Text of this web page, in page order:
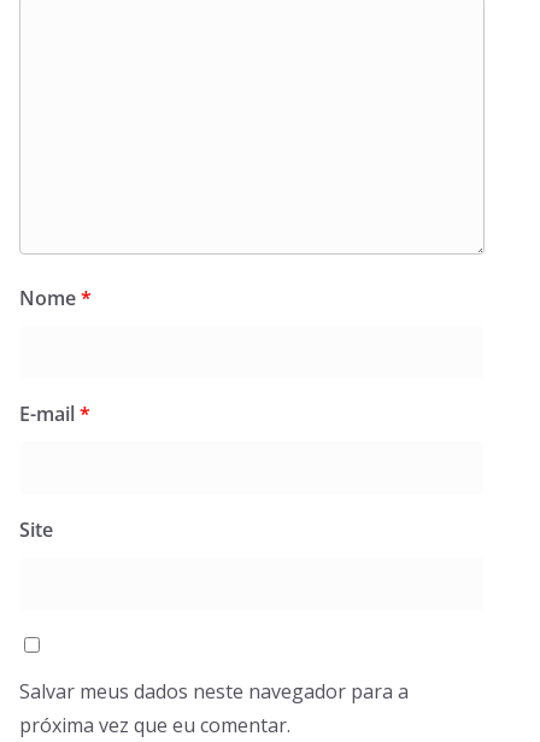
Nome*
E-mail*
Site
Salvar meus dados neste navegador para a
próxima vez que eu comentar.